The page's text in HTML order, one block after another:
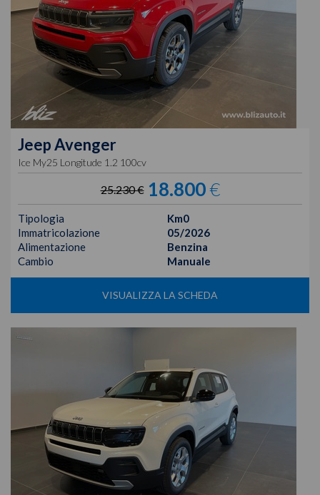
JeepAvenger
Ice My25 Longitude 1.2 100cv
25.230 € 18.800€
Tipologia
Km0
Immatricolazione
05/2026
Alimentazione
Benzina
Cambio
Manuale
VISUALIZZA LA SCHEDA